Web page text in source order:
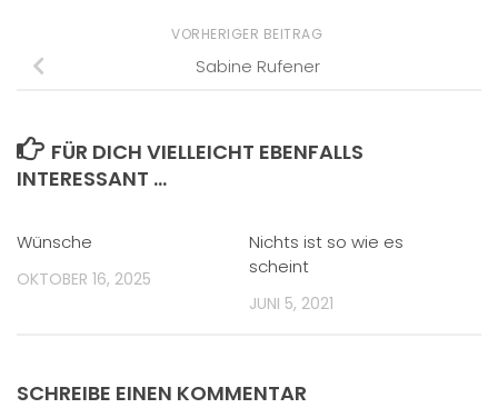
VORHERIGER BEITRAG
Sabine Rufener
FÜR DICH VIELLEICHT EBENFALLS
INTERESSANT …
Wünsche
OKTOBER 16, 2025
Nichts ist so wie es
scheint
JUNI 5, 2021
SCHREIBE EINEN KOMMENTAR